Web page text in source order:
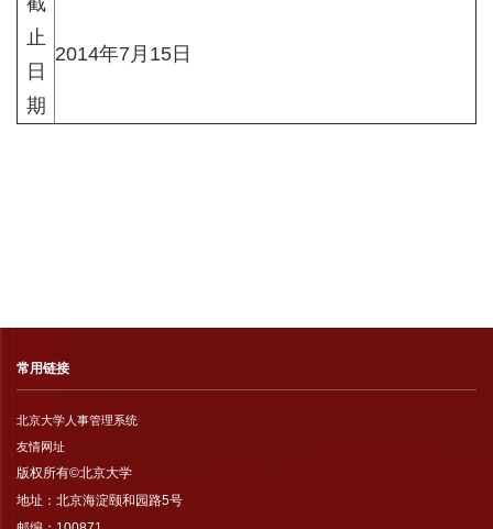
止
日
期
2014年7月15日
常用链接
北京大学人事管理系统
友情网址
版权所有©北京大学
地址：北京海淀颐和园路5号